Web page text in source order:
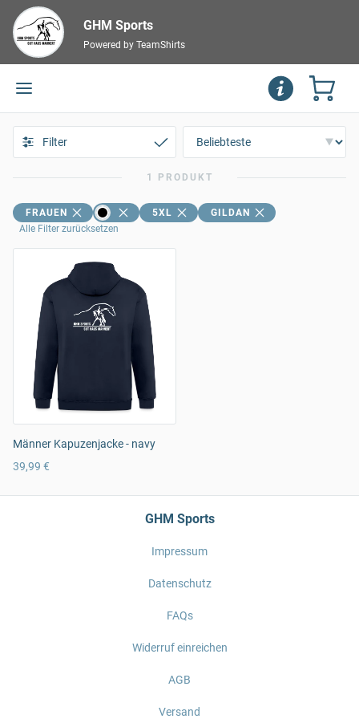
GHM Sports
Powered by TeamShirts
Filter
1 PRODUKT
FRAUEN 5XL
GILDAN
Alle Filter zurücksetzen
Männer Kapuzenjacke - navy
39,99 €
GHM Sports
Impressum
Datenschutz
FAQs
Widerruf einreichen
AGB
Versand